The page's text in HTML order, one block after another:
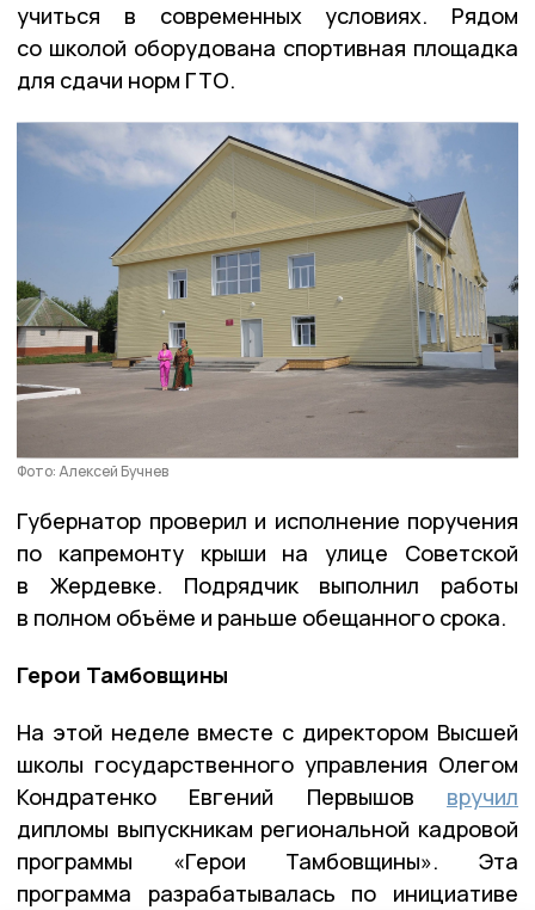
учиться в современных условиях. Рядом
со школой оборудована спортивная площадка
для сдачи норм ГТО.
Фото: Алексей Бучнев
Губернатор проверил и исполнение поручения
по капремонту крыши на улице Советской
в Жердевке. Подрядчик выполнил работы
в полном объёме и раньше обещанного срока.
Герои Тамбовщины
На этой неделе вместе с директором Высшей
школы государственного управления Олегом
Кондратенко Евгений Первышов вручил
дипломы выпускникам региональной кадровой
программы «Герои Тамбовщины». Эта
программа разрабатывалась по инициативе